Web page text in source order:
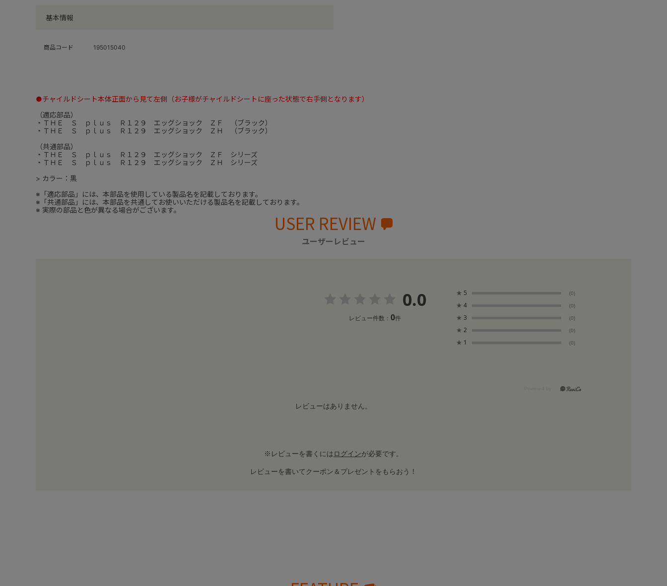
基本情報
商品コード 195015040
●チャイルドシート本体正面から見て左側（お子様がチャイルドシートに座った状態で右手側となります）
（適応部品）
・ＴＨＥ Ｓ ｐｌｕｓ Ｒ１２９ エッグショック ＺＦ （ブラック）
・ＴＨＥ Ｓ ｐｌｕｓ Ｒ１２９ エッグショック ＺＨ （ブラック）
（共通部品）
・ＴＨＥ Ｓ ｐｌｕｓ Ｒ１２９ エッグショック ＺＦ シリーズ
・ＴＨＥ Ｓ ｐｌｕｓ Ｒ１２９ エッグショック ＺＨ シリーズ
> カラー：黒
※「適応部品」には、本部品を使用している製品名を記載しております。
※「共通部品」には、本部品を共通してお使いいただける製品名を記載しております。
※ 実際の部品と色が異なる場合がございます。
USER REVIEW
ユーザーレビュー
0.0
レビュー件数： 0件
★ 5 (0)
★ 4 (0)
★ 3 (0)
★ 2 (0)
★ 1 (0)
レビューはありません。
※レビューを書くにはログインが必要です。
レビューを書いてクーポン＆プレゼントをもらおう！